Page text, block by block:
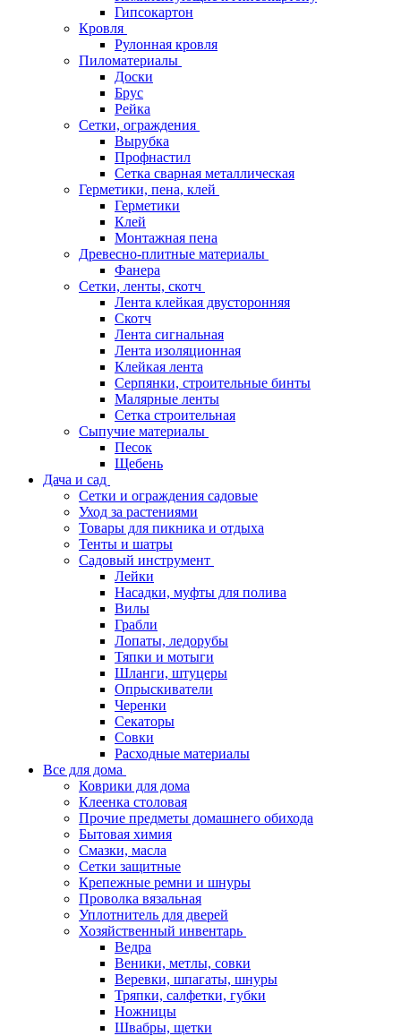
Гипсокартон
Кровля
Рулонная кровля
Пиломатериалы
Доски
Брус
Рейка
Сетки, ограждения
Вырубка
Профнастил
Сетка сварная металлическая
Герметики, пена, клей
Герметики
Клей
Монтажная пена
Древесно-плитные материалы
Фанера
Сетки, ленты, скотч
Лента клейкая двусторонняя
Скотч
Лента сигнальная
Лента изоляционная
Клейкая лента
Серпянки, строительные бинты
Малярные ленты
Сетка строительная
Сыпучие материалы
Песок
Щебень
Дача и сад
Сетки и ограждения садовые
Уход за растениями
Товары для пикника и отдыха
Тенты и шатры
Садовый инструмент
Лейки
Насадки, муфты для полива
Вилы
Грабли
Лопаты, ледорубы
Тяпки и мотыги
Шланги, штуцеры
Опрыскиватели
Черенки
Секаторы
Совки
Расходные материалы
Все для дома
Коврики для дома
Клеенка столовая
Прочие предметы домашнего обихода
Бытовая химия
Смазки, масла
Сетки защитные
Крепежные ремни и шнуры
Проволка вязальная
Уплотнитель для дверей
Хозяйственный инвентарь
Ведра
Веники, метлы, совки
Веревки, шпагаты, шнуры
Тряпки, салфетки, губки
Ножницы
Швабры, щетки